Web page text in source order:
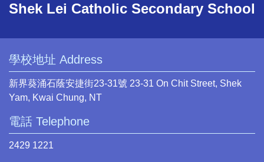
Shek Lei Catholic Secondary School
學校地址 Address
新界葵涌石蔭安捷街23-31號 23-31 On Chit Street, Shek
Yam, Kwai Chung, NT
電話 Telephone
2429 1221